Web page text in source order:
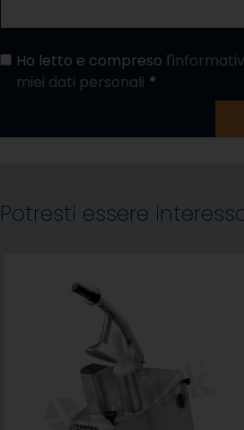
Ho letto e compreso l'
miei dati personali
Potresti essere